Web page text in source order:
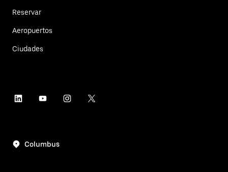
Reservar
Aeropuertos
Ciudades
Columbus